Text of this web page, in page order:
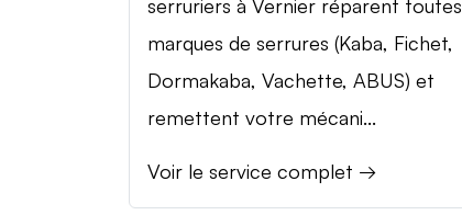
serruriers à Vernier réparent toutes
marques de serrures (Kaba, Fichet,
Dormakaba, Vachette, ABUS) et
remettent votre mécani...
Voir le service complet →